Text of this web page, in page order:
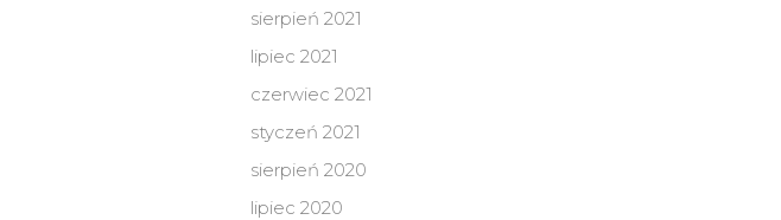
sierpień 2021
lipiec 2021
czerwiec 2021
styczeń 2021
sierpień 2020
lipiec 2020